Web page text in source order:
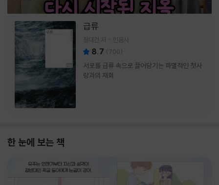
급류
정대건 저 민음사
8.7 (700)
서로를 급류 속으로 끌어당기는 파멸적인 첫사
랑과의 재회
한 눈에 보는 책